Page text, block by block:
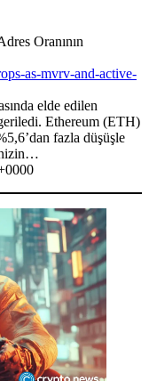
Oranının
as-mvrv-and-active-
elde edilen
Ethereum (ETH)
fazla düşüşle